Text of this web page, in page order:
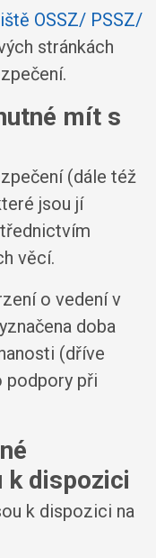
OSSZ/ PSSZ/
stránkách
mít s
(dále též
jsou jí
věcí.
o vedení v
doba
(dříve
podpory při
k dispozici
k dispozici na